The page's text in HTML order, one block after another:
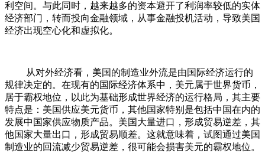
利空间。与此同时，越来越多的资本避开了利润率较低的实体
经济部门，转而投向金融领域，从事金融投机活动，导致美国
经济出现空心化和虚拟化。
从对外经济看，美国的制造业外流是由国际经济运行的
规律决定的。在现有的国际经济体系中，美元属于世界货币，
居于霸权地位，以此为基础形成世界经济的运行格局，其主要
特点是：美国供应美元货币，其他国家特别是包括中国在内的
发展中国家供应物质产品。美国大量进口，形成贸易逆差，其
他国家大量出口，形成贸易顺差。这就意味着，试图通过美国
制造业的回流减少贸易逆差，很可能会损害美元的霸权地位。